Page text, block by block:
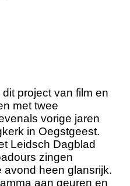
project van film en
met twee
vorige jaren
in Oegstgeest.
Leidsch Dagblad
zingen
heen glansrijk.
aan geuren en